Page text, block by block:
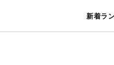
新着ラ
暮らし